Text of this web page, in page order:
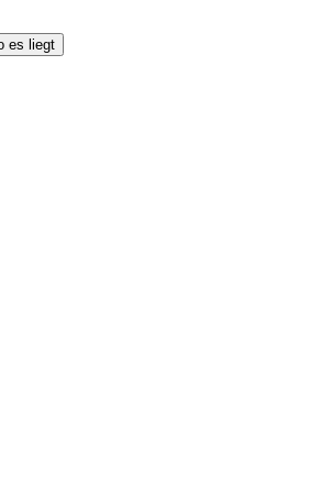
es liegt